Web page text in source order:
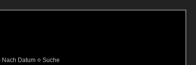
Nach Datum Suche